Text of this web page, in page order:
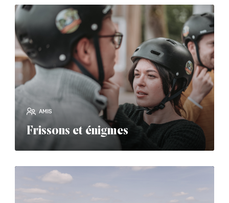
Frissons et énigmes
AMIS
read_more
read_more